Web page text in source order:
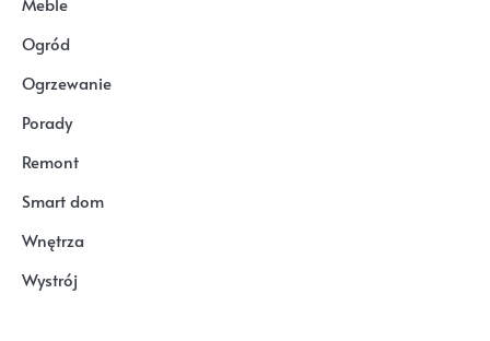
Meble
Ogród
Ogrzewanie
Porady
Remont
Smart dom
Wnętrza
Wystrój